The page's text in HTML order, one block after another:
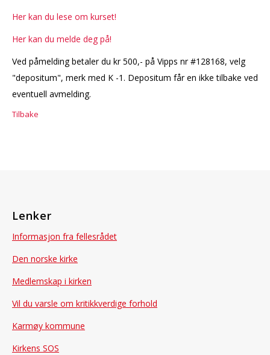
Her kan du lese om kurset!
Her kan du melde deg på!
Ved påmelding betaler du kr 500,- på Vipps nr #128168, velg
"depositum", merk med K -1. Depositum får en ikke tilbake ved
eventuell avmelding.
Tilbake
Lenker
Informasjon fra fellesrådet
Den norske kirke
Medlemskap i kirken
Vil du varsle om kritikkverdige forhold
Karmøy kommune
Kirkens SOS